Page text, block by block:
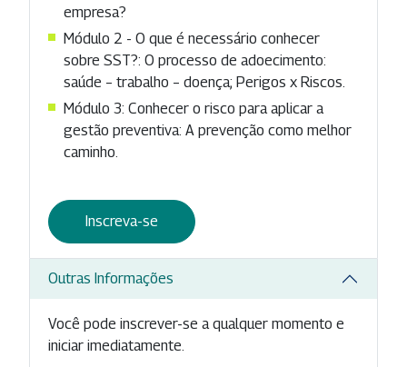
empresa?
Módulo 2 - O que é necessário conhecer
sobre SST?: O processo de adoecimento:
saúde – trabalho – doença; Perigos x Riscos.
Módulo 3: Conhecer o risco para aplicar a
gestão preventiva: A prevenção como melhor
caminho.
Inscreva-se
Outras Informações
Você pode inscrever-se a qualquer momento e
iniciar imediatamente.